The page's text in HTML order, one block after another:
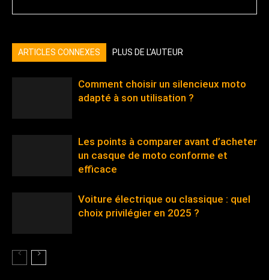
ARTICLES CONNEXES PLUS DE L'AUTEUR
Comment choisir un silencieux moto
adapté à son utilisation ?
Les points à comparer avant d’acheter
un casque de moto conforme et
efficace
Voiture électrique ou classique : quel
choix privilégier en 2025 ?